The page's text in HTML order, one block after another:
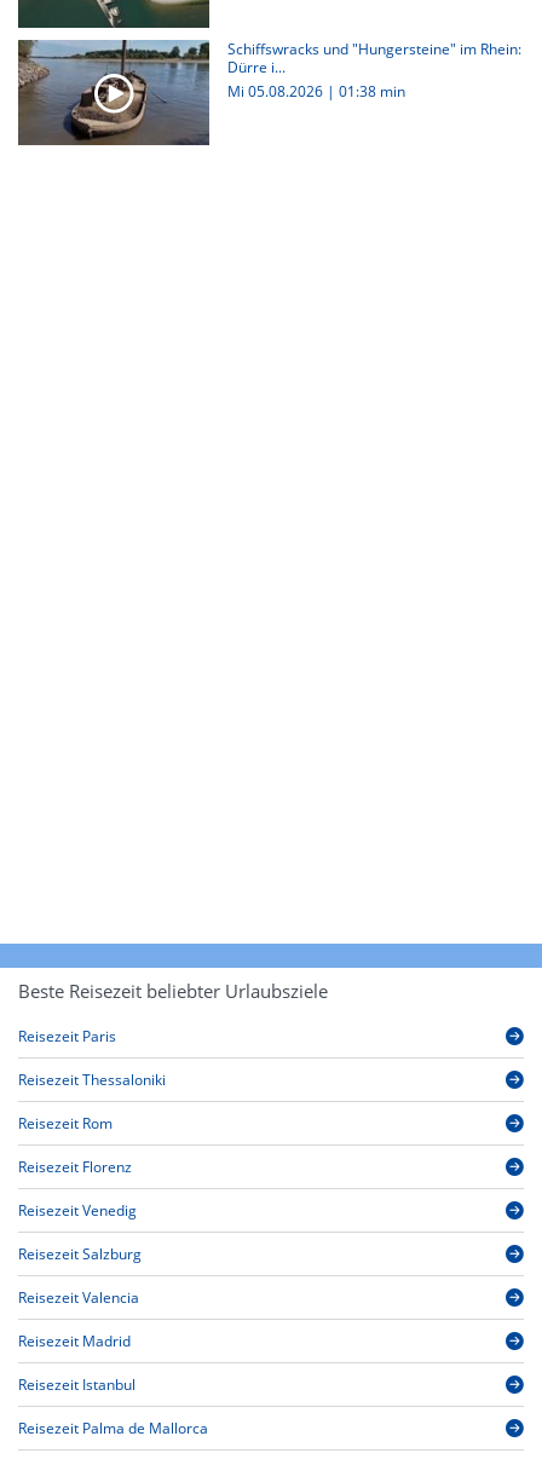
Schiffswracks und "Hungersteine" im Rhein:
Dürre i...
Mi 05.08.2026 | 01:38 min
Beste Reisezeit beliebter Urlaubsziele
Reisezeit Paris
Reisezeit Thessaloniki
Reisezeit Rom
Reisezeit Florenz
Reisezeit Venedig
Reisezeit Salzburg
Reisezeit Valencia
Reisezeit Madrid
Reisezeit Istanbul
Reisezeit Palma de Mallorca